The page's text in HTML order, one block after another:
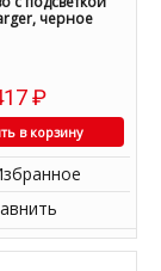
черное
₽
в корзину